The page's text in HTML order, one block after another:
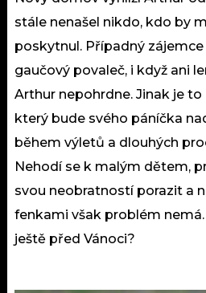
stále nenašel nikdo, kdo by
poskytnul. Případný
gaučový povaleč, i když ani
Arthur nepohrdne. Jinak je
který bude svého páníčka
během výletů a dlouhých
Nehodí se k malým dětem,
svou neobratností porazit a
fenkami však problém nemá.
ještě před Vánoci?